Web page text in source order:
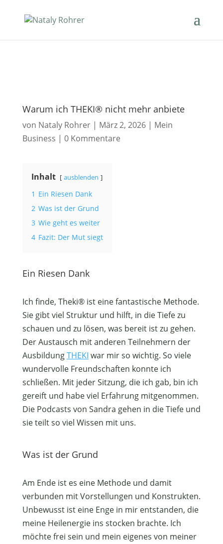
Warum ich THEKI® nicht mehr anbiete
von Nataly Rohrer| März 2, 2026| Mein
Business | 0 Kommentare
Inhalt ausblenden
1 Ein Riesen Dank
2 Was ist der Grund
3 Wie geht es weiter
4 Fazit: Der Mut siegt
Ein Riesen Dank
Ich finde, Theki® ist eine fantastische Methode.
Sie gibt viel Struktur und hilft, in die Tiefe zu
schauen und zu lösen, was bereit ist zu gehen.
Der Austausch mit anderen Teilnehmern der
AusbildungTHEKI war mir so wichtig. So viele
wundervolle Freundschaften konnte ich
schließen. Mit jeder Sitzung, die ich gab, bin ich
gereift und habe viel Erfahrung mitgenommen.
Die Podcasts von Sandra gehen in die Tiefe und
sie teilt so viel Wissen mit uns.
Was ist der Grund
Am Ende ist es eine Methode und damit
verbunden mit Vorstellungen und Konstrukten.
Unbewusst ist eine Enge in mir entstanden, die
meine Heilenergie ins stocken brachte. Ich
möchte frei sein und mein eigenes von meiner